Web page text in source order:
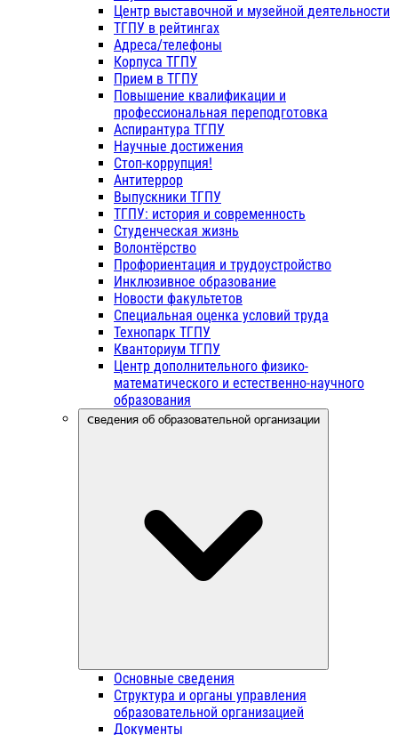
Центр выставочной и музейной деятельности
ТГПУ в рейтингах
Адреса/телефоны
Корпуса ТГПУ
Прием в ТГПУ
Повышение квалификации и
профессиональная переподготовка
Аспирантура ТГПУ
Научные достижения
Стоп-коррупция!
Антитеррор
Выпускники ТГПУ
ТГПУ: история и современность
Студенческая жизнь
Волонтёрство
Профориентация и трудоустройство
Инклюзивное образование
Новости факультетов
Специальная оценка условий труда
Технопарк ТГПУ
Кванториум ТГПУ
Центр дополнительного физико-
математического и естественно-научного
образования
Сведения об образовательной организации
Основные сведения
Структура и органы управления
образовательной организацией
Документы